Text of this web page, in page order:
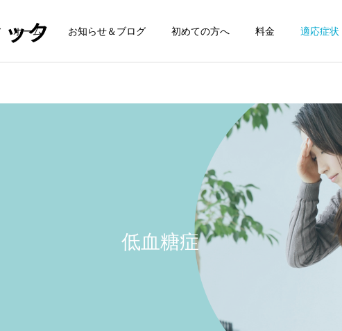
ク
ホーム お知らせ＆ブログ 初めての方へ 料金 適応症状
首の痛み
めまい
膝の痛み
腸脛靭帯炎の整体について
低血糖症